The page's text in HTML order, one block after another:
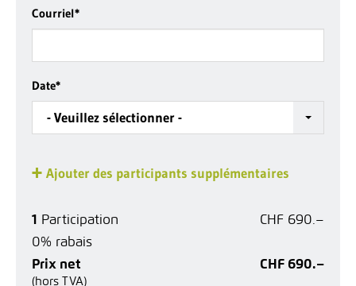
Courriel*
Date*
- Veuillez sélectionner -
Ajouter des participants supplémentaires
1 Participation
CHF 690.–
0% rabais
Prix net
(hors TVA)
CHF 690.–